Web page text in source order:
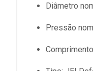
Diâmetro
Pressão